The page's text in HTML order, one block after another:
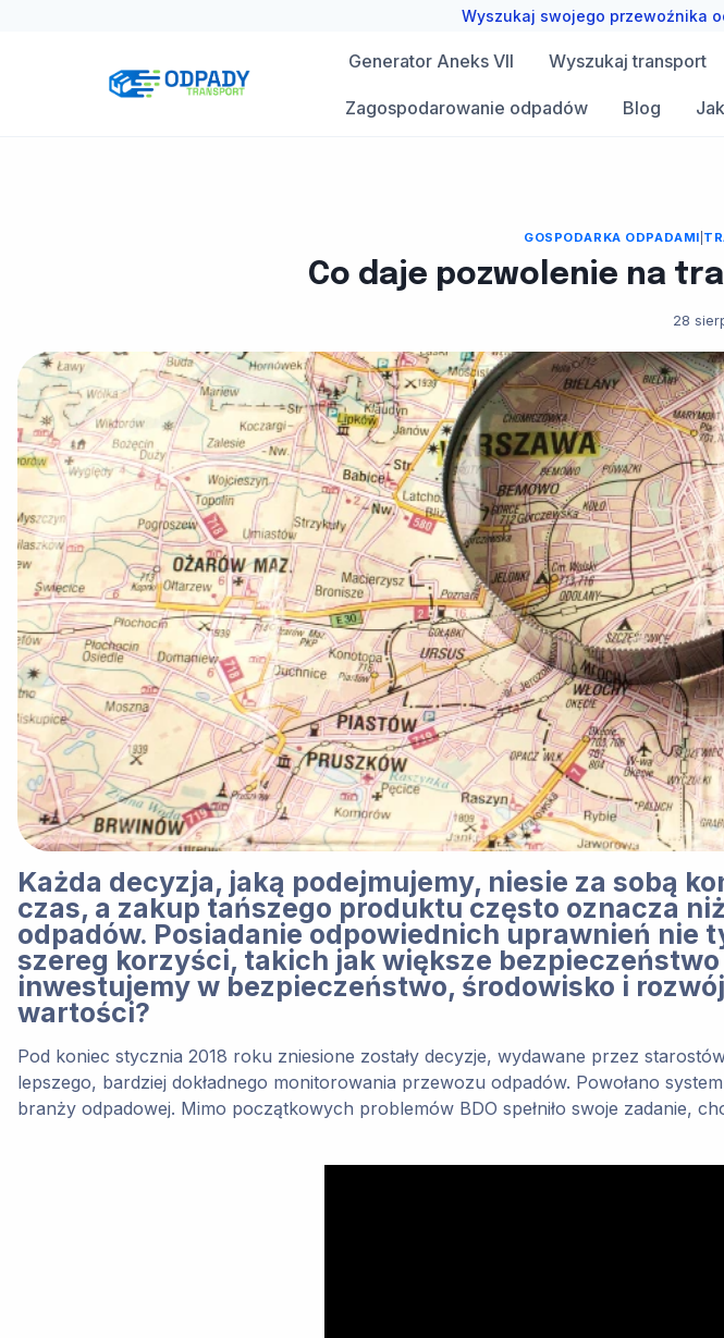
Wyszukaj swojego przewoźnika
Generator Aneks VII Wyszukaj transport
Zagospodarowanie odpadów Blog
GOSPODARKA ODPADAMI
Co daje pozwolenie na
28
Każda decyzja, jaką podejmujemy, niesie za sobą
czas, a zakup tańszego produktu często oznacza
odpadów. Posiadanie odpowiednich uprawnień nie
szereg korzyści, takich jak większe
inwestujemy w bezpieczeństwo, środowisko i
wartości?
Pod koniec stycznia 2018 roku zniesione zostały decyzje, wydawane przez
lepszego, bardziej dokładnego monitorowania przewozu odpadów. Powołano
branży odpadowej. Mimo początkowych problemów BDO spełniło swoje zadanie,